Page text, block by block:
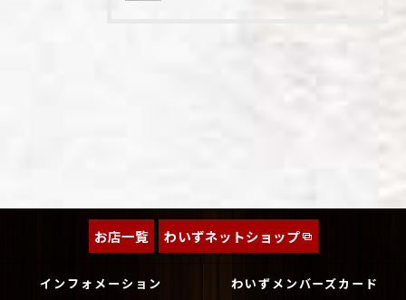
お店一覧 わいずネットショップ
インフォメーション わいずメンバーズカード